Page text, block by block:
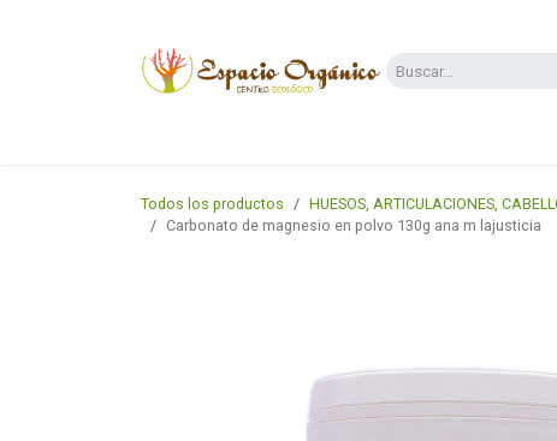
Todos los productos
HUESOS, ARTICULACIONES,
Carbonato de magnesio en polvo 130g ana m lajusticia